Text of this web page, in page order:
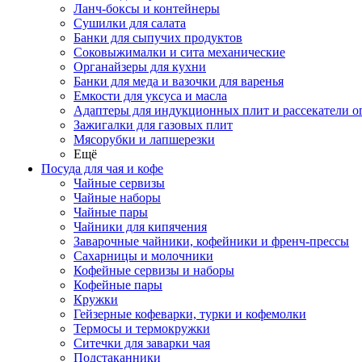
Ланч-боксы и контейнеры
Сушилки для салата
Банки для сыпучих продуктов
Соковыжималки и сита механические
Органайзеры для кухни
Банки для меда и вазочки для варенья
Емкости для уксуса и масла
Адаптеры для индукционных плит и рассекатели
Зажигалки для газовых плит
Мясорубки и лапшерезки
Ещё
Посуда для чая и кофе
Чайные сервизы
Чайные наборы
Чайные пары
Чайники для кипячения
Заварочные чайники, кофейники и френч-прессы
Сахарницы и молочники
Кофейные сервизы и наборы
Кофейные пары
Кружки
Гейзерные кофеварки, турки и кофемолки
Термосы и термокружки
Ситечки для заварки чая
Подстаканники